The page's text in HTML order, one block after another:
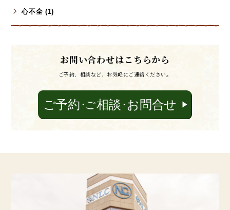
心不全 (1)
お問い合わせはこちらから
ご予約、相談など、お気軽にご連絡ください。